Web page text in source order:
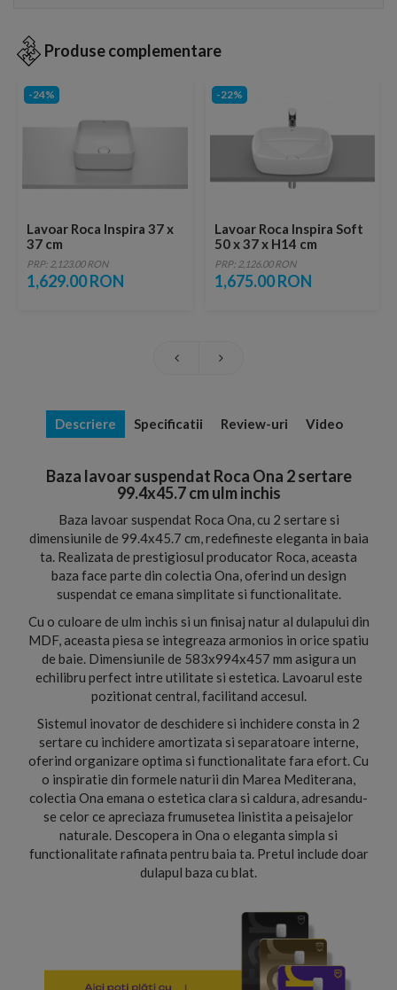
Produse complementare
-24%
Lavoar Roca Inspira 37 x
37 cm
PRP: 2,123.00 RON
1,629.00 RON
-22%
Lavoar Roca Inspira Soft
50 x 37 x H14 cm
PRP: 2,126.00 RON
1,675.00 RON
Descriere Specificatii Review-uri Video
Baza lavoar suspendat Roca Ona 2 sertare
99.4x45.7 cm ulm inchis
Baza lavoar suspendat Roca Ona, cu 2 sertare si
dimensiunile de 99.4x45.7 cm, redefineste eleganta in baia
ta. Realizata de prestigiosul producator Roca, aceasta
baza face parte din colectia Ona, oferind un design
suspendat ce emana simplitate si functionalitate.
Cu o culoare de ulm inchis si un finisaj natur al dulapului din
MDF, aceasta piesa se integreaza armonios in orice spatiu
de baie. Dimensiunile de 583x994x457 mm asigura un
echilibru perfect intre utilitate si estetica. Lavoarul este
pozitionat central, facilitand accesul.
Sistemul inovator de deschidere si inchidere consta in 2
sertare cu inchidere amortizata si separatoare interne,
oferind organizare optima si functionalitate fara efort. Cu
o inspiratie din formele naturii din Marea Mediterana,
colectia Ona emana o estetica clara si caldura, adresandu-
se celor ce apreciaza frumusetea linistita a peisajelor
naturale. Descopera in Ona o eleganta simpla si
functionalitate rafinata pentru baia ta. Pretul include doar
dulapul baza cu blat.